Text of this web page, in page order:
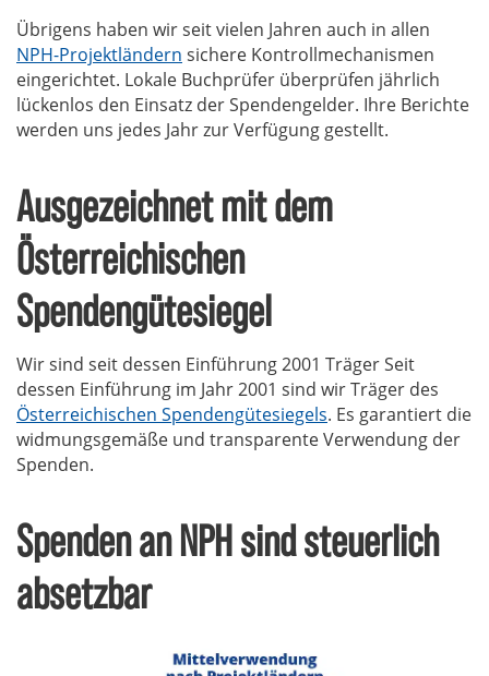
Übrigens haben wir seit vielen Jahren auch in allen
NPH-Projektländern sichere Kontrollmechanismen
eingerichtet. Lokale Buchprüfer überprüfen jährlich
lückenlos den Einsatz der Spendengelder. Ihre Berichte
werden uns jedes Jahr zur Verfügung gestellt.
Ausgezeichnet mit dem
Österreichischen
Spendengütesiegel
Wir sind seit dessen Einführung 2001 Träger Seit
dessen Einführung im Jahr 2001 sind wir Träger des
Österreichischen Spendengütesiegels. Es garantiert die
widmungsgemäße und transparente Verwendung der
Spenden.
Spenden an NPH sind steuerlich
absetzbar